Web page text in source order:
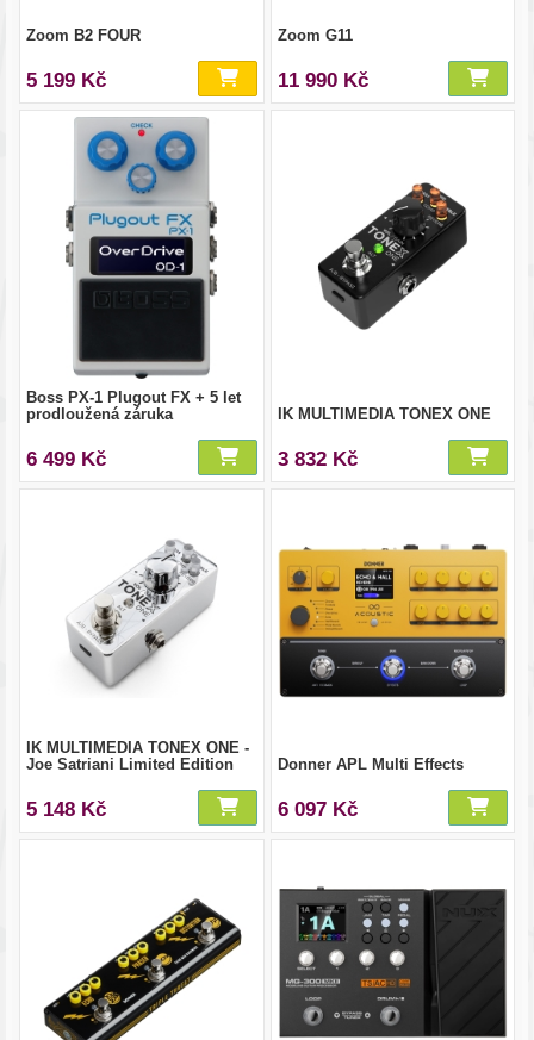
Zoom B2 FOUR
5 199 Kč
Zoom G11
11 990 Kč
Boss PX-1 Plugout FX + 5 let
prodloužená záruka
6 499 Kč
IK MULTIMEDIA TONEX ONE
3 832 Kč
IK MULTIMEDIA TONEX ONE -
Joe Satriani Limited Edition
5 148 Kč
Donner APL Multi Effects
6 097 Kč